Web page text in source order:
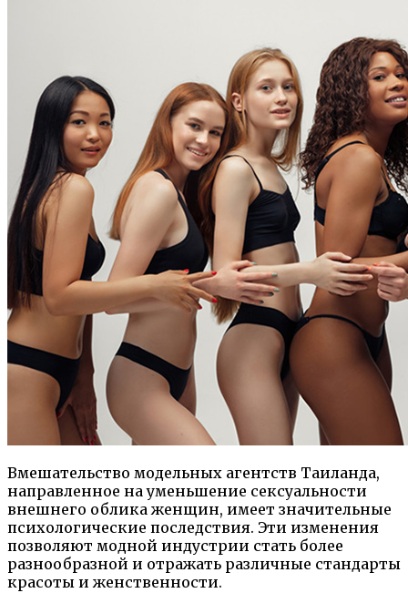
Вмешательство модельных агентств Таиланда,
направленное на уменьшение сексуальности
внешнего облика женщин, имеет значительные
психологические последствия. Эти изменения
позволяют модной индустрии стать более
разнообразной и отражать различные стандарты
красоты и женственности.